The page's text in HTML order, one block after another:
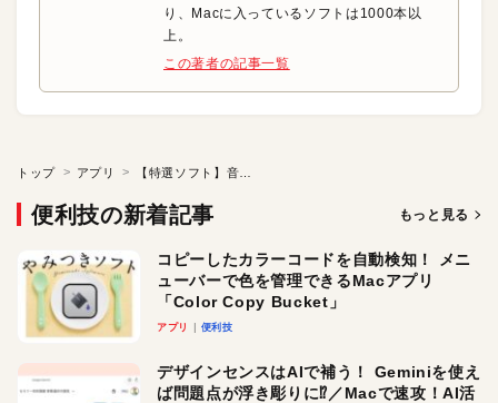
り、Macに入っているソフトは1000本以
上。
この著者の記事一覧
トップ アプリ
便利技の新着記事 もっと見る
コピーしたカラーコードを自動検知！ メニ
ューバーで色を管理できるMacアプリ
「Color Copy Bucket」
アプリ 便利技
デザインセンスはAIで補う！ Geminiを使え
ば問題点が浮き彫りに⁉︎／Macで速攻！AI活